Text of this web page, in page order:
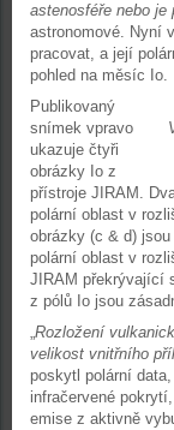
astenosféře nebo
astronomové. Nyní
pracovat, a její
pohled na měsíc Io.
Publikovaný
snímek vpravo
ukazuje čtyři
obrázky Io z
přístroje JIRAM.
polární oblast v
obrázky (c & d)
polární oblast v
JIRAM překrývající
z pólů Io jsou
„Rozložení
velikost vnitřního
poskytl polární
infračervené
emise z aktivně